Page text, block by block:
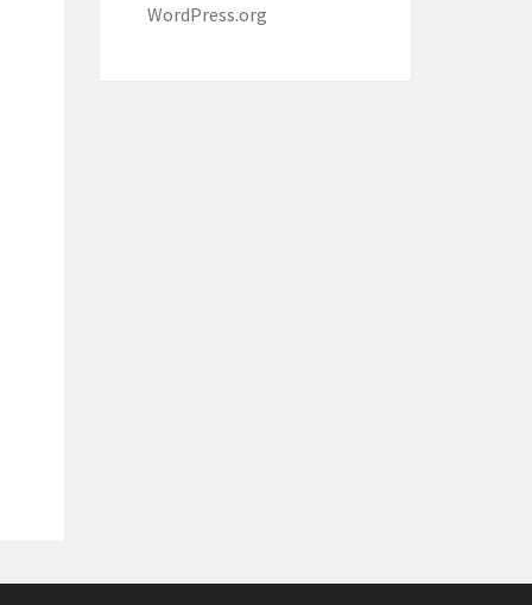
WordPress.org